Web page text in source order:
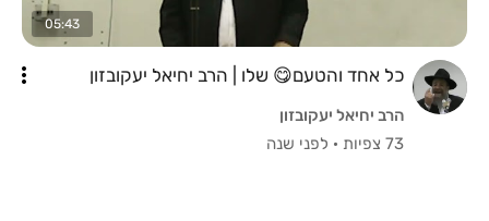
05:43
כל אחד והטעם😋 שלו | הרב יחיאל יעקובזון
הרב יחיאל יעקובזון
73 צפיות
· לפני שנה